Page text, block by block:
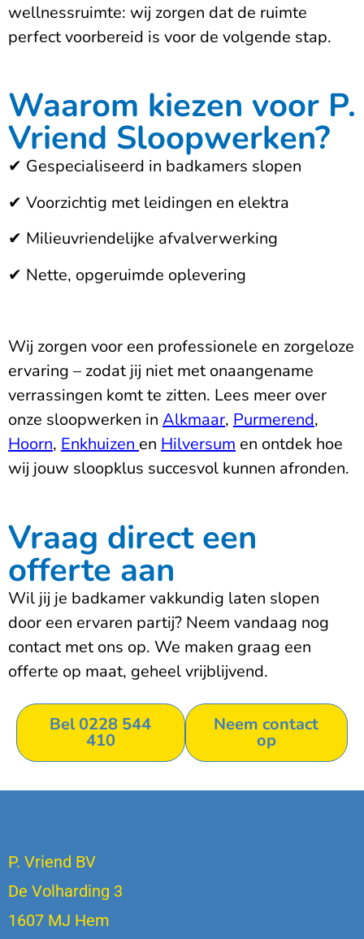
wellnessruimte: wij zorgen dat de ruimte
perfect voorbereid is voor de volgende stap.
Waarom kiezen voor P.
Vriend Sloopwerken?
✔ Gespecialiseerd in badkamers slopen
✔ Voorzichtig met leidingen en elektra
✔ Milieuvriendelijke afvalverwerking
✔ Nette, opgeruimde oplevering
Wij zorgen voor een professionele en zorgeloze
ervaring – zodat jij niet met onaangename
verrassingen komt te zitten. Lees meer over
onze sloopwerken in Alkmaar, Purmerend,
Hoorn, Enkhuizen en Hilversum en ontdek hoe
wij jouw sloopklus succesvol kunnen afronden.
Vraag direct een
offerte aan
Wil jij je badkamer vakkundig laten slopen
door een ervaren partij? Neem vandaag nog
contact met ons op. We maken graag een
offerte op maat, geheel vrijblijvend.
Bel 0228 544
410
Neem contact
op
P. Vriend BV
De Volharding 3
1607 MJ Hem